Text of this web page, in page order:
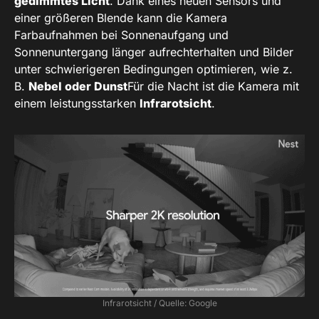
einer größeren Blende kann die Kamera
Farbaufnahmen bei Sonnenaufgang und
Sonnenuntergang länger aufrechterhalten und Bilder
unter schwierigeren Bedingungen optimieren, wie z.
B. Nebel oder DunstFür die Nacht ist die Kamera mit
einem leistungsstarken Infrarotsicht.
Infrarotsicht / Quelle: Google